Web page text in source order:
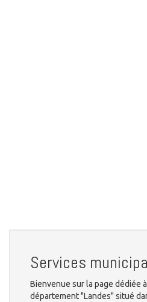
Services
Bienvenue sur la page dédiée à
département "Landes" situé